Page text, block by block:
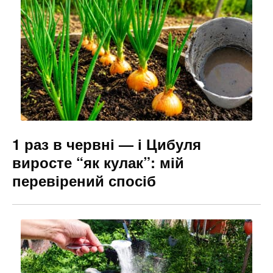
o
o
k
m n
g
er
1 раз в червні — і Цибуля
виросте “як кулак”: мій
перевірений спосіб